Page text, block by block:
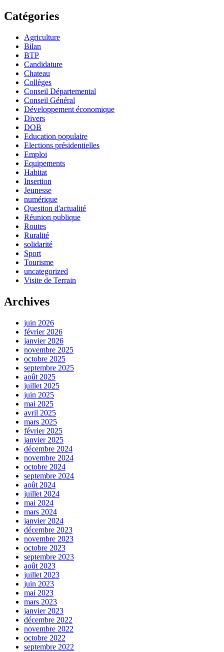
Catégories
Agriculture
Bilan
BTP
Candidature
Chateau
Collèges
Conseil Départemental
Conseil Général
Développement économique
Divers
DOB
Education populaire
Elections présidentielles
Emploi
Equipements
Habitat
Insertion
Jeunesse
numérique
Question d'actualité
Réunion publique
Routes
Ruralité
solidarité
Sport
Tourisme
uncategorized
Visite de Terrain
Archives
juin 2026
février 2026
janvier 2026
novembre 2025
octobre 2025
septembre 2025
août 2025
juillet 2025
juin 2025
mai 2025
avril 2025
mars 2025
février 2025
janvier 2025
décembre 2024
novembre 2024
octobre 2024
septembre 2024
août 2024
juillet 2024
mai 2024
mars 2024
janvier 2024
décembre 2023
novembre 2023
octobre 2023
septembre 2023
août 2023
juillet 2023
juin 2023
mai 2023
mars 2023
janvier 2023
décembre 2022
novembre 2022
octobre 2022
septembre 2022